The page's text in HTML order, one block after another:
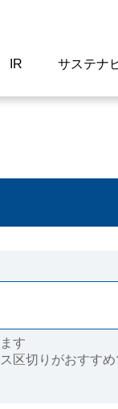
業紹介
源機器
・保全
IR
式・債券情報
サステナ
会
ャリア採用情報
ウェブサイトに
す
区切りがおすすめ